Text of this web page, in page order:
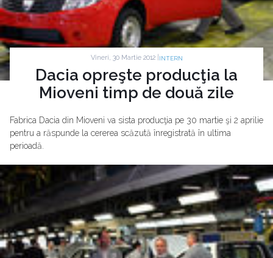
Vineri, 30 Martie 2012 | INTERN
Dacia opreşte producţia la
Mioveni timp de două zile
Fabrica Dacia din Mioveni va sista producţia pe 30 martie şi 2 aprilie
pentru a răspunde la cererea scăzută înregistrată în ultima
perioadă.